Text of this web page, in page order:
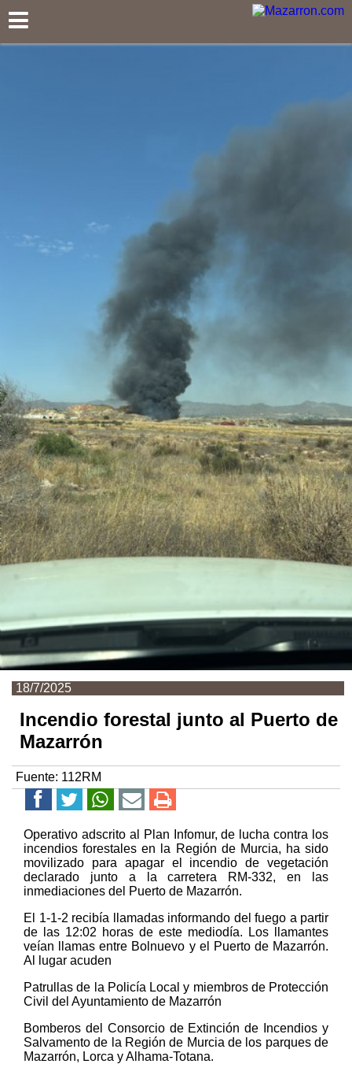
18/7/2025
Incendio forestal junto al Puerto de
Mazarrón
Fuente: 112RM
Operativo adscrito al Plan Infomur, de lucha contra los
incendios forestales en la Región de Murcia, ha sido
movilizado para apagar el incendio de vegetación
declarado junto a la carretera RM-332, en las
inmediaciones del Puerto de Mazarrón.
El 1-1-2 recibía llamadas informando del fuego a partir
de las 12:02 horas de este mediodía. Los llamantes
veían llamas entre Bolnuevo y el Puerto de Mazarrón.
Al lugar acuden
Patrullas de la Policía Local y miembros de Protección
Civil del Ayuntamiento de Mazarrón
Bomberos del Consorcio de Extinción de Incendios y
Salvamento de la Región de Murcia de los parques de
Mazarrón, Lorca y Alhama-Totana.